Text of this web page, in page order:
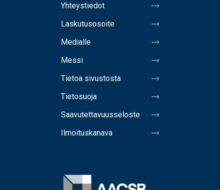
Yhteystiedot
Laskutusosoite
Medialle
Messi
Tietoa sivustosta
Tietosuoja
Saavutettavuusseloste
Ilmoituskanava
Image